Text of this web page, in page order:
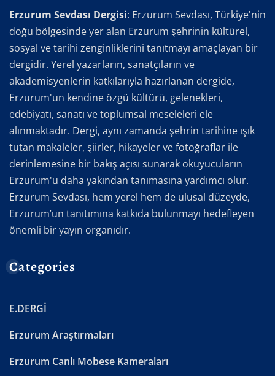
Erzurum Sevdası Dergisi: Erzurum Sevdası, Türkiye'nin
doğu bölgesinde yer alan Erzurum şehrinin kültürel,
sosyal ve tarihi zenginliklerini tanıtmayı amaçlayan bir
dergidir. Yerel yazarların, sanatçıların ve
akademisyenlerin katkılarıyla hazırlanan dergide,
Erzurum'un kendine özgü kültürü, gelenekleri,
edebiyatı, sanatı ve toplumsal meseleleri ele
alınmaktadır. Dergi, aynı zamanda şehrin tarihine ışık
tutan makaleler, şiirler, hikayeler ve fotoğraflar ile
derinlemesine bir bakış açısı sunarak okuyucuların
Erzurum'u daha yakından tanımasına yardımcı olur.
Erzurum Sevdası, hem yerel hem de ulusal düzeyde,
Erzurum’un tanıtımına katkıda bulunmayı hedefleyen
önemli bir yayın organıdır.
Categories
E.DERGİ
Erzurum Araştırmaları
Erzurum Canlı Mobese Kameraları